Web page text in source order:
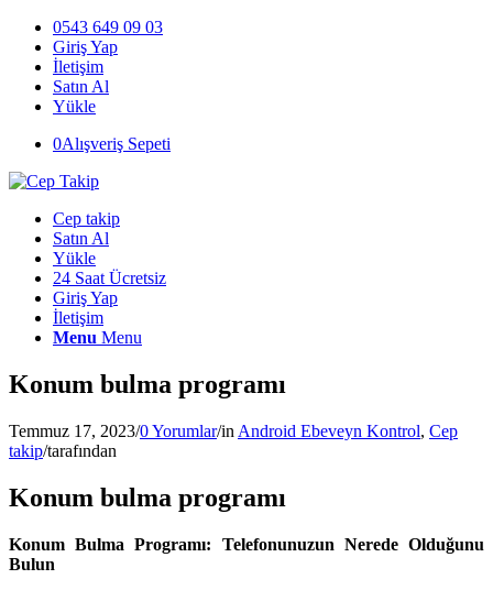
0543 649 09 03
Giriş Yap
İletişim
Satın Al
Yükle
0Alışveriş Sepeti
Cep takip
Satın Al
Yükle
24 Saat Ücretsiz
Giriş Yap
İletişim
Menu Menu
Konum bulma programı
Temmuz 17, 2023/0 Yorumlar/in Android Ebeveyn Kontrol, Cep
takip/tarafından
Konum bulma programı
Konum Bulma Programı: Telefonunuzun Nerede Olduğunu
Bulun